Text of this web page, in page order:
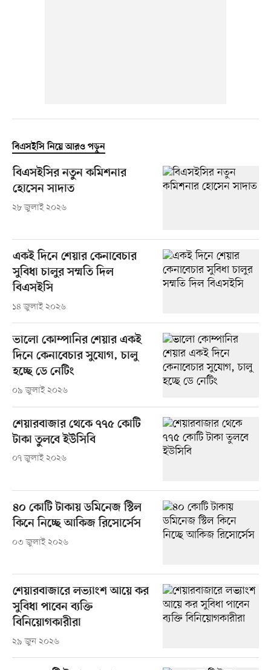
বিএসইসি নিয়ে আরও পড়ুন
বিএসইসির নতুন কমিশনার
হোসেন সাদাত
২৮ জুলাই ২০২৬
একই দিনে শেয়ার কেনাবেচার
সুবিধা চালুর সম্মতি দিল
বিএসইসি
১৪ জুলাই ২০২৬
ভালো কোম্পানির শেয়ার একই
দিনে কেনাবেচার সুযোগ, চালু
হচ্ছে ডে নেটিং
০৯ জুলাই ২০২৬
শেয়ারবাজার থেকে ৭৭৫ কোটি
টাকা তুলবে ইউসিবি
০৭ জুলাই ২০২৬
৪০ কোটি টাকায় ডমিনেজ স্টিল
কিনে নিচ্ছে আকিজ রিসোর্সেস
০৩ জুলাই ২০২৬
শেয়ারবাজারে লভ্যাংশ আয়ে কর
সুবিধা পাবেন ব্যক্তি
বিনিয়োগকারীরা
২৯ জুন ২০২৬